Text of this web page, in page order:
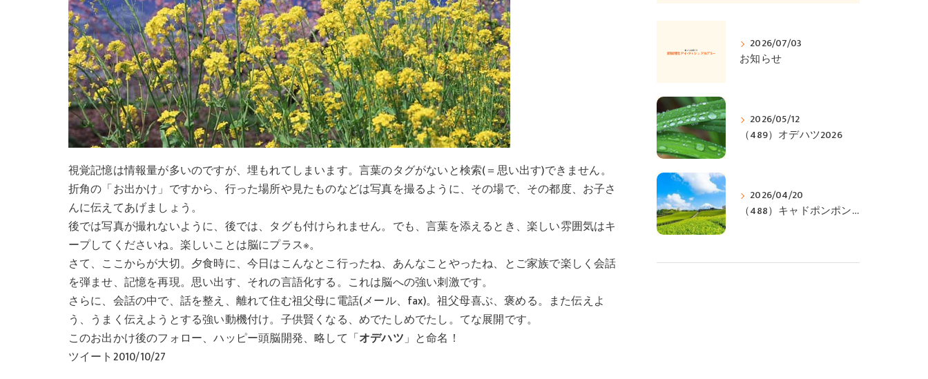
視覚記憶は情報量が多いのですが、埋もれてしまいます。言葉のタグがないと検索(＝思い出す)できません。
折角の「お出かけ」ですから、行った場所や見たものなどは写真を撮るように、その場で、その都度、お子さ
んに伝えてあげましょう。
後では写真が撮れないように、後では、タグも付けられません。でも、言葉を添えるとき、楽しい雰囲気はキ
ープしてくださいね。楽しいことは脳にプラス※。
さて、ここからが大切。夕食時に、今日はこんなとこ行ったね、あんなことやったね、とご家族で楽しく会話
を弾ませ、記憶を再現。思い出す、それの言語化する。これは脳への強い刺激です。
さらに、会話の中で、話を整え、離れて住む祖父母に電話(メール、fax)。祖父母喜ぶ、褒める。また伝えよ
う、うまく伝えようとする強い動機付け。子供賢くなる、めでたしめでたし。てな展開です。
このお出かけ後のフォロー、ハッピー頭脳開発、略して「オデハツ」と命名！
ツイート2010/10/27
2026/07/03
お知らせ
2026/05/12
（489）オデハツ2026
2026/04/20
（488）キャドポンポンジィ